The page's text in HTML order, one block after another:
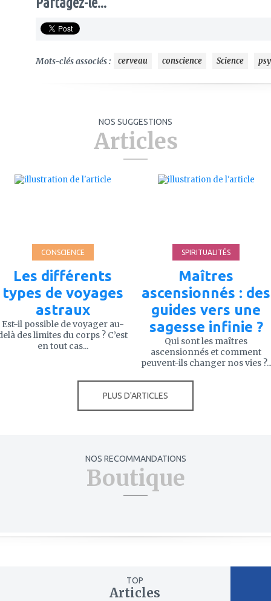
Mots-clés associés : cerveau conscience Science
NOS SUGGESTIONS
Articles
CONSCIENCE
Les différents
types de voyages
astraux
Est-il possible de voyager au-
des limites du corps ? C’est
en tout cas...
SPIRITUALITÉS
Maîtres
ascensionnés : des
guides vers une
sagesse infinie ?
Qui sont les maîtres
ascensionnés et comment
peuvent-ils changer nos vies ?...
PLUS D'ARTICLES
NOS RECOMMANDATIONS
Boutique
TOP
Articles